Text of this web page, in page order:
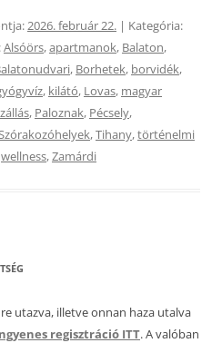
2026. február 22. | Kategória:
Alsóörs,apartmanok, Balaton,
, Borhetek, borvidék,
, kilátó, Lovas, magyar
, Paloznak, Pécsely,
,Tihany,történelmi
wellness,Zamárdi
utazva, illetve onnan haza utalva
regisztráció ITT. A valóban